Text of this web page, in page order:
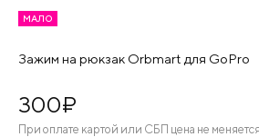
МАЛО
Зажим на рюкзак Orbmart для GoPro
300¤
При оплате картой или СБП цена не меняется